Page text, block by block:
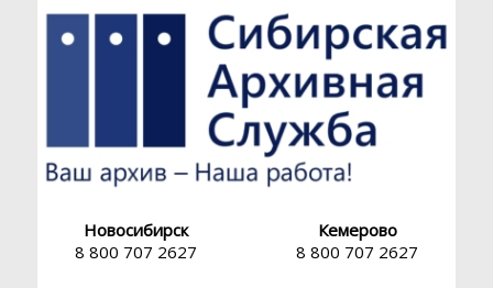
Новосибирск
8 800 707 2627
Кемерово
8 800 707 2627
О нас
Написать
сообщение